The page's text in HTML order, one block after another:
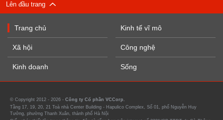
Lên đầu trang
Trang chủ
Xã hội
Kinh doanh
Kinh tế vĩ mô
Công nghệ
Sống
© Copyright 2012 - 2026 - Công ty Cổ phần VCCorp.
Tầng 17, 19, 20, 21 Toà nhà Center Building - Hapulico Complex, Số 01, phố Nguyễn Huy
Tưởng, phường Thanh Xuân, thành phố Hà Nội